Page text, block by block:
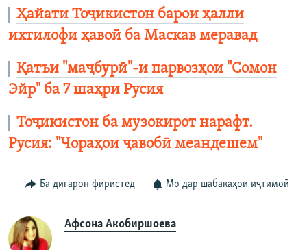
Ҳайати Тоҷикистон барои ҳалли
ихтилофи ҳавоӣ ба Маскав меравад
Қатъи "маҷбурӣ"-и парвозҳои "Сомон
Эйр" ба 7 шаҳри Русия
Тоҷикистон ба музокирот нарафт.
Русия: "Чораҳои ҷавобӣ меандешем"
Ба дигарон фиристед Мо дар шабакаҳои иҷтимоӣ
Афсона Акобиршоева